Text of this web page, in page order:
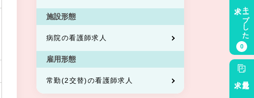
施設形態
病院の看護師求人
雇用形態
常勤(2交替)の看護師求人
キープした
0
最近見た